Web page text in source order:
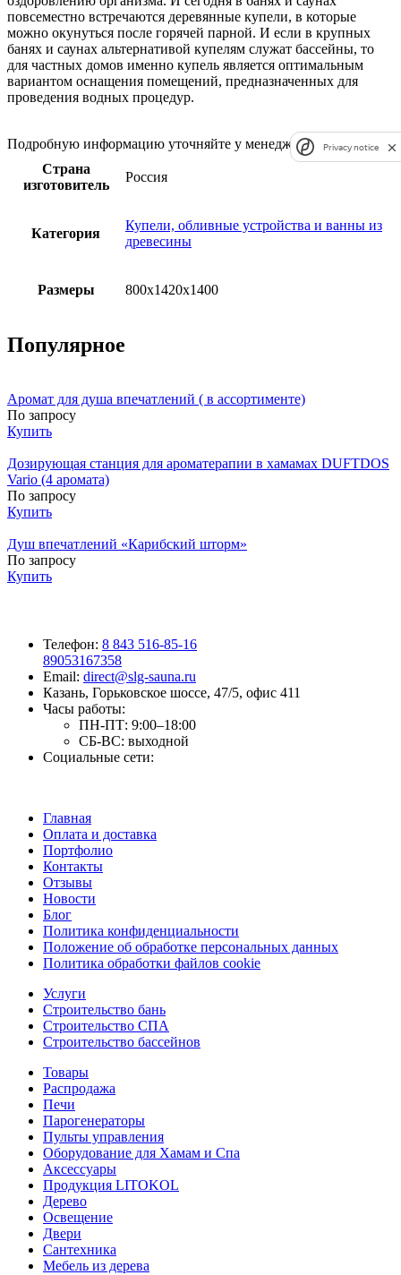
повсеместно встречаются деревянные купели, в которые
можно окунуться после горячей парной. И если в крупных
банях и саунах альтернативой купелям служат бассейны, то
для частных домов именно купель является оптимальным
вариантом оснащения помещений, предназначенных для
проведения водных процедур.
Подробную информацию уточняйте у менеджера
Страна
изготовитель
Россия
Категория
Купели, обливные устройства и ванны из
древесины
Размеры 800x1420x1400
Популярное
Аромат для душа впечатлений ( в ассортименте)
По запросу
Купить
Дозирующая станция для ароматерапии в хамамах DUFTDOS
Vario (4 аромата)
По запросу
Купить
Душ впечатлений «Карибский шторм»
По запросу
Купить
Телефон: 8 843 516-85-16
89053167358
Email: direct@slg-sauna.ru
Казань, Горьковское шоссе, 47/5, офис 411
Часы работы:
ПН-ПТ: 9:00–18:00
СБ-ВС: выходной
Социальные сети:
Главная
Оплата и доставка
Портфолио
Контакты
Отзывы
Новости
Блог
Политика конфиденциальности
Положение об обработке персональных данных
Политика обработки файлов cookie
Услуги
Строительство бань
Строительство СПА
Строительство бассейнов
Товары
Распродажа
Печи
Парогенераторы
Пульты управления
Оборудование для Хамам и Спа
Аксессуары
Продукция LITOKOL
Дерево
Освещение
Двери
Сантехника
Мебель из дерева
Privacy notice